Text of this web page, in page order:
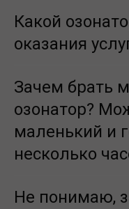
Какой
оказания
Зачем брать
озонатор?
маленький и
несколько
Не понимаю,